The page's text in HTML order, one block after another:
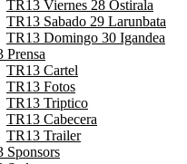
TR13 Viernes 28 Ostirala
TR13 Sabado 29 Larunbata
TR13 Domingo 30 Igandea
Prensa
TR13 Cartel
TR13 Fotos
TR13 Triptico
TR13 Cabecera
TR13 Trailer
Sponsors